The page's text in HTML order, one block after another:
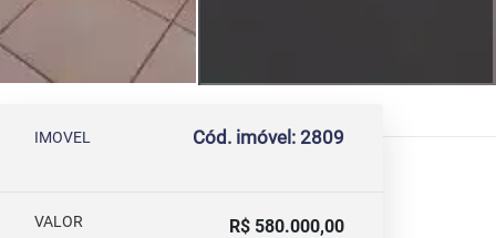
IMOVEL Cód. imóvel: 2809
VALOR R$ 580.000,00